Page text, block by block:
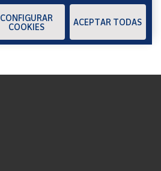
ENVIAR
CONFIGURAR
COOKIES
ACEPTAR TODAS